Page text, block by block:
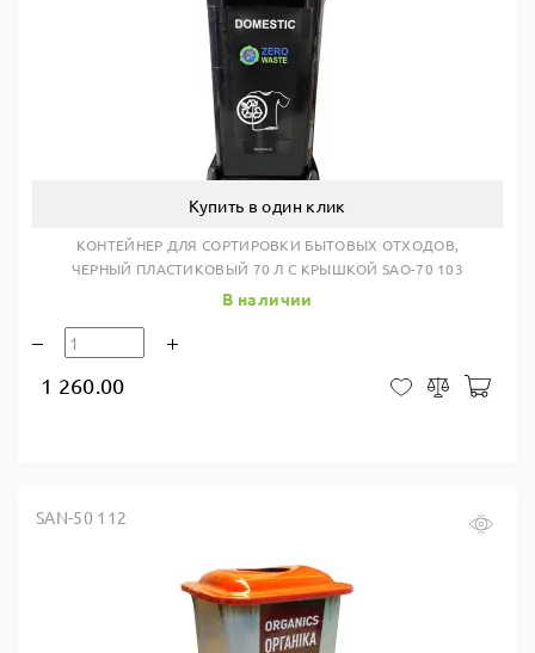
Купить в один клик
КОНТЕЙНЕР ДЛЯ СОРТИРОВКИ БЫТОВЫХ ОТХОДОВ,
ЧЕРНЫЙ ПЛАСТИКОВЫЙ 70 Л С КРЫШКОЙ SAO-70 103
В наличии
1 260.00 В закладки
Сравнить
SAN-50 112